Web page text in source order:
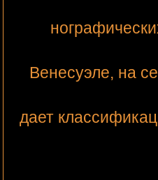
Венесуэле, на
дает